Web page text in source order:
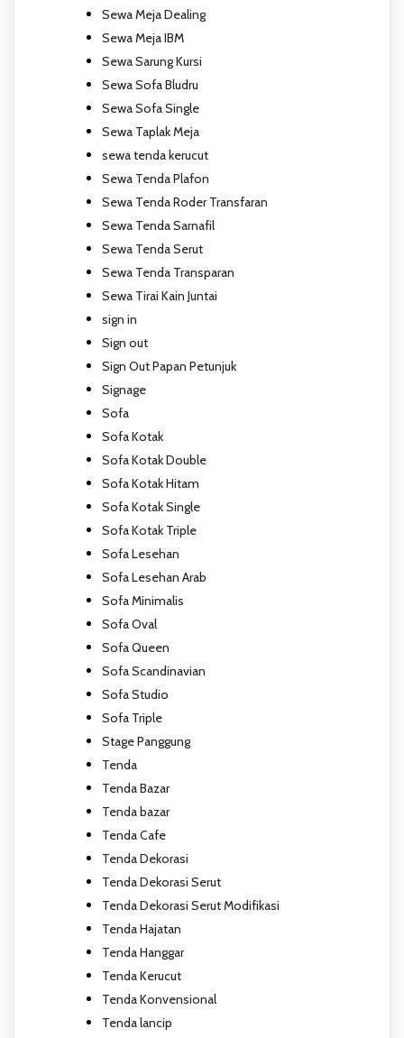
Sewa Meja Dealing
Sewa Meja IBM
Sewa Sarung Kursi
Sewa Sofa Bludru
Sewa Sofa Single
Sewa Taplak Meja
sewa tenda kerucut
Sewa Tenda Plafon
Sewa Tenda Roder Transfaran
Sewa Tenda Sarnafil
Sewa Tenda Serut
Sewa Tenda Transparan
Sewa Tirai Kain Juntai
sign in
Sign out
Sign Out Papan Petunjuk
Signage
Sofa
Sofa Kotak
Sofa Kotak Double
Sofa Kotak Hitam
Sofa Kotak Single
Sofa Kotak Triple
Sofa Lesehan
Sofa Lesehan Arab
Sofa Minimalis
Sofa Oval
Sofa Queen
Sofa Scandinavian
Sofa Studio
Sofa Triple
Stage Panggung
Tenda
Tenda Bazar
Tenda bazar
Tenda Cafe
Tenda Dekorasi
Tenda Dekorasi Serut
Tenda Dekorasi Serut Modifikasi
Tenda Hajatan
Tenda Hanggar
Tenda Kerucut
Tenda Konvensional
Tenda lancip